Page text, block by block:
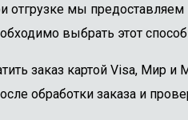
отгрузке мы
выбрать этот
заказ картой Visa, Мир и
обработки заказа и